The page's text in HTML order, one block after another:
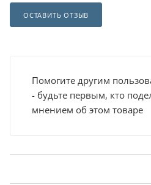
ОСТАВИТЬ ОТЗЫВ
Помогите другим
- будьте первым, кто
мнением об этом товаре